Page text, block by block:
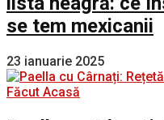
se tem mexicanii
23 ianuarie 2025